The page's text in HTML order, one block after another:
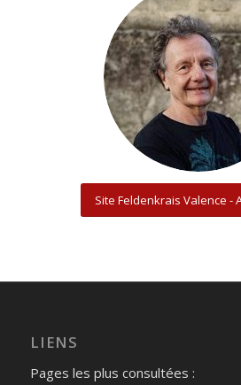
Site Feldenkrais Valence -
LIENS
Pages les plus consultées :